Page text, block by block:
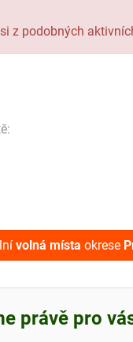
z podobných
volná místa okrese
právě pro